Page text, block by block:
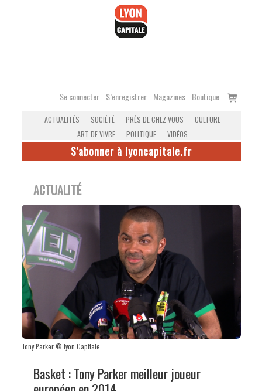
Se connecter S’enregistrer Magazines Boutique
Voir
ACTUALITÉS SOCIÉTÉ PRÈS DE CHEZ VOUS
CULTURE
ART DE VIVRE
POLITIQUE VIDÉOS
S'abonner à lyoncapitale.fr
ACTUALITÉ
Tony Parker © Lyon Capitale
Basket : Tony Parker meilleur joueur